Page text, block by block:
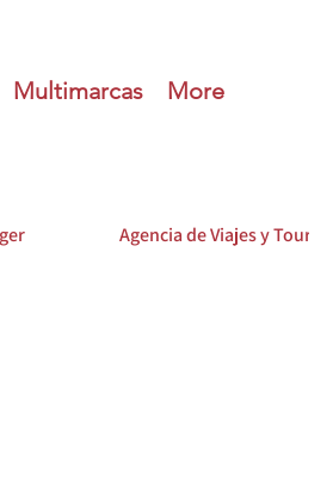
Multimarcas More
Agencia de Viajes y Tours